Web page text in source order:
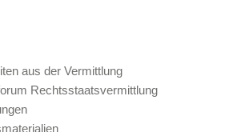
aus der Vermittlung
Rechtsstaatsvermittlung